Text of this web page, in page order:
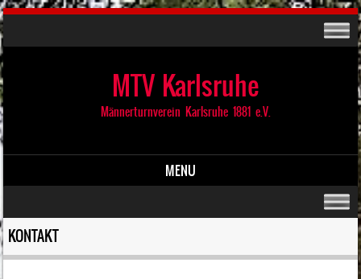
MTV Karlsruhe
Männerturnverein Karlsruhe 1881 e.V.
MENU
KONTAKT